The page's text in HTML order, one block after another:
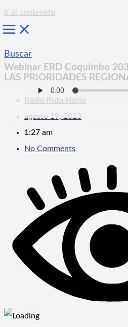
Ir al contenido
Buscar
Webinar ERD Coquimbo
LAS PRIORIDADES
Radio Ruta Norte
agosto 19, 2023
1:27 am
No Comments